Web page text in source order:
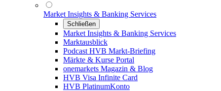
Market Insights & Banking Services
Schließen
Market Insights & Banking Services
Marktausblick
Podcast HVB Markt-Briefing
Märkte & Kurse Portal
onemarkets Magazin & Blog
HVB Visa Infinite Card
HVB PlatinumKonto